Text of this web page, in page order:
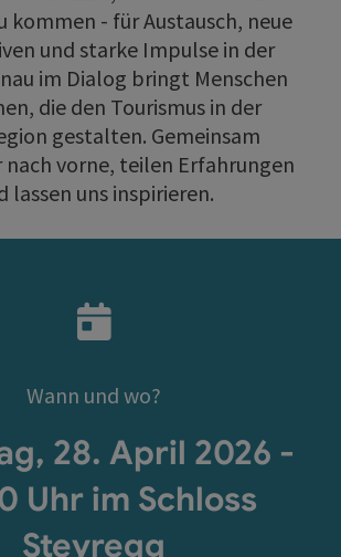
kommen - für Austausch, neue
und starke Impulse in der
im Dialog bringt Menschen
die den Tourismus in der
gestalten. Gemeinsam
nach vorne, teilen Erfahrungen
lassen uns inspirieren.
Wann und wo?
28. April 2026 -
Uhr im Schloss
Steyregg